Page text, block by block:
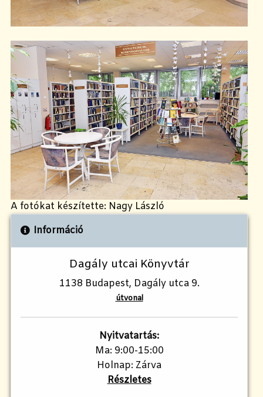
A fotókat készítette: Nagy László
Információ
Dagály utcai Könyvtár
1138 Budapest, Dagály utca 9.
útvonal
Nyitvatartás:
Ma: 9:00-15:00
Holnap: Zárva
Részletes